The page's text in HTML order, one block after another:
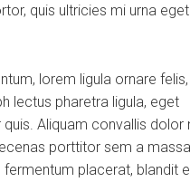
quis ultricies mi urna eget
lorem ligula ornare felis,
lectus pharetra ligula, eget
Aliquam convallis dolor
porttitor sem a massa
fermentum placerat, blandit